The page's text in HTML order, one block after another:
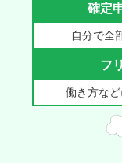
確定
自分で全
フ
働き方な